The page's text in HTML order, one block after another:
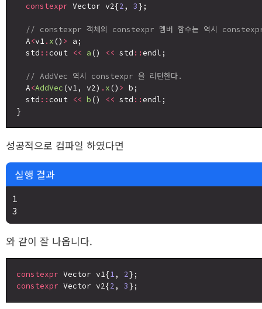
constexpr Vector v2{2, 3};
// constexpr 객체의 constexpr 멤버 함수는 역시
  A
<v1. x () >
a;
  std
::cout << a () << std ::endl;
// AddVec 역시 constexpr 을 리턴한다.
  A
<AddVec (v1, v2) . x () > b;
  std
::cout << b () << std ::endl;
성공적으로 컴파일 하였다면
실행 결과
1
와 같이 잘 나옵니다.
constexpr Vector v1{1, 2
constexpr Vector v2{2, 3